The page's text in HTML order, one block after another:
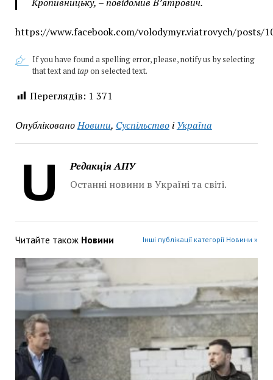
https://www.facebook.com/volodymyr.viatrovych/posts/
If you have found a spelling error, please, notify us by selecting
that text andtapon selected text.
Переглядів: 1 371
ОпублікованоНовини, СуспільствоіУкраїна
Редакція АПУ
Останні новини в Україні та світі.
Читайте також Новини Інші публікації категорії Новини »